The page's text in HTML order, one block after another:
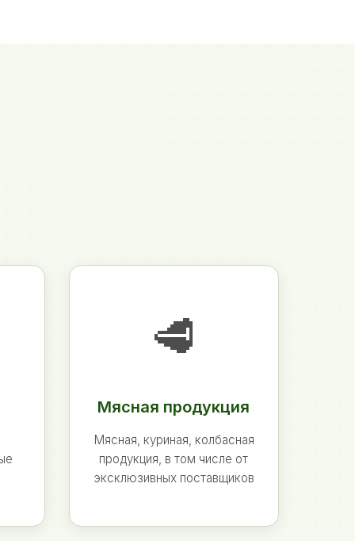
🥩
Мясная продукция
Мясная, куриная, колбасная
продукция, в том числе от
эксклюзивных поставщиков